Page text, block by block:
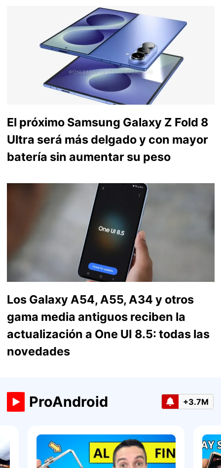
El próximo Samsung Galaxy Z Fold 8
Ultra será más delgado y con mayor
batería sin aumentar su peso
Los Galaxy A54, A55, A34 y otros
gama media antiguos reciben la
actualización a One UI 8.5: todas las
novedades
ProAndroid +3.7M